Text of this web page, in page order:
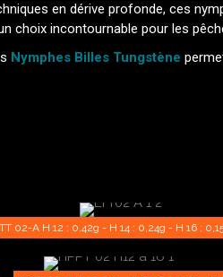
en dérive profonde, ces
choix incontournable pour les
Nymphes Billes Tungstène
02-A H 12 : 0,42g - H 14 : 0,24g - H 16 :